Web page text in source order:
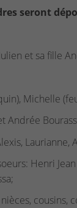
seront
et sa fille
Michelle
Andrée
Laurianne,
Henri
cousins,